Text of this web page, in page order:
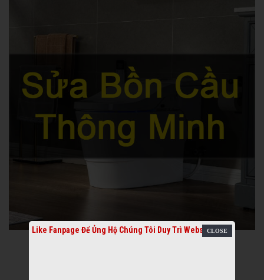
Like Fanpage Để Ủng Hộ Chúng Tôi Duy Trì Website